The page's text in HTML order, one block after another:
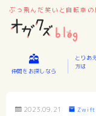
ぶっ飛んだ笑いと自転車
仲間をお探しなら
とりあ
方は
2023.09.21 Zwift